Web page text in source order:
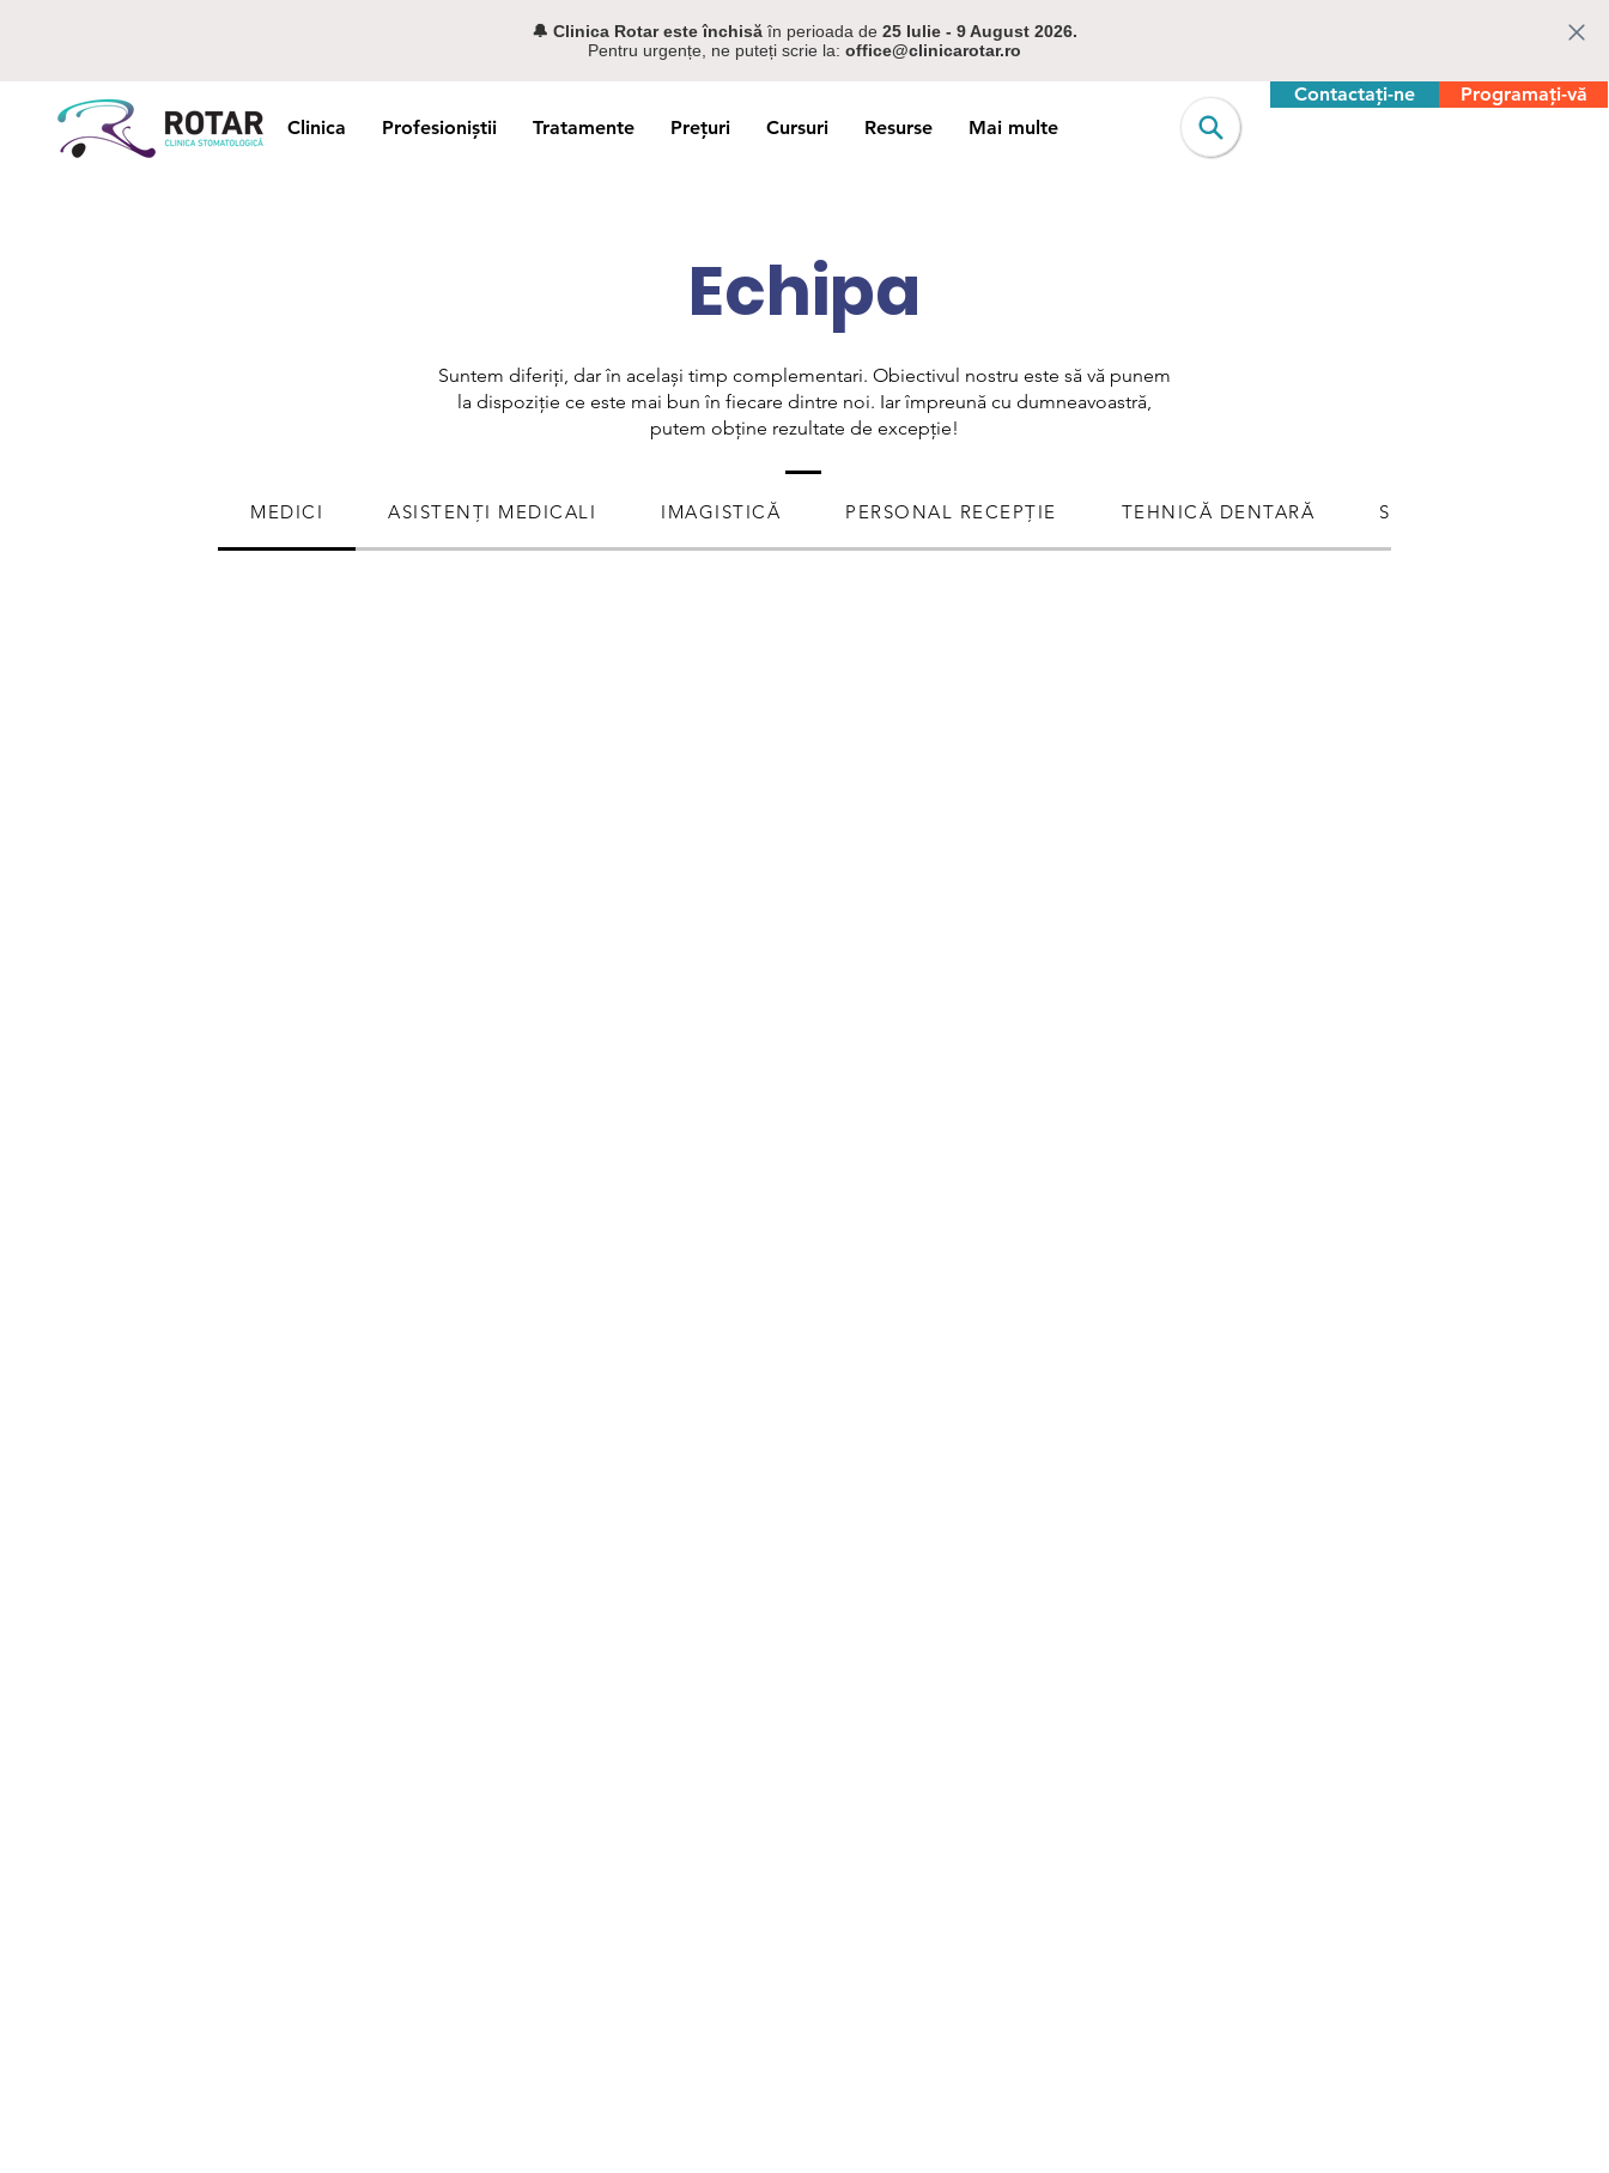
🔔 Clinica Rotar este închisă în perioada de 25 Iulie - 9 August 2026.
Pentru urgențe, ne puteți scrie la: office@clinicarotar.ro
Clinica Profesioniștii Tratamente Prețuri Cursuri Resurse Mai multe
Contactați-ne Programați-vă
Echipa
Suntem diferiți, dar în același timp complementari. Obiectivul nostru este să vă punem
la dispoziție ce este mai bun în fiecare dintre noi. Iar împreună cu dumneavoastră,
putem obține rezultate de excepție!
MEDICI ASISTENȚI MEDICALI IMAGISTICĂ PERSONAL RECEPȚIE TEHNICĂ DENTARĂ SUPORT LOGISTIC